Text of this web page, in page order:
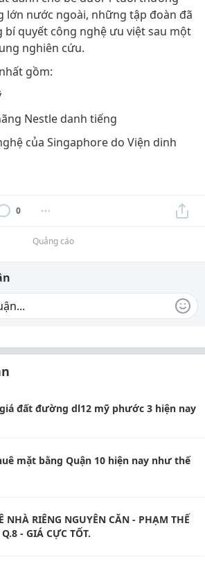
lớn nước ngoài, những tập đoàn đã
quyết công nghệ ưu việt sau một
nghiên cứu.
gồm:
Nestle danh tiếng
của Singaphore do Viện dinh
0
Quảng cáo
đất đường dl12 mỹ phước 3 hiện nay
mặt bằng Quận 10 hiện nay như thế
NHÀ RIÊNG NGUYÊN CĂN - PHẠM THẾ
- GIÁ CỰC TỐT.